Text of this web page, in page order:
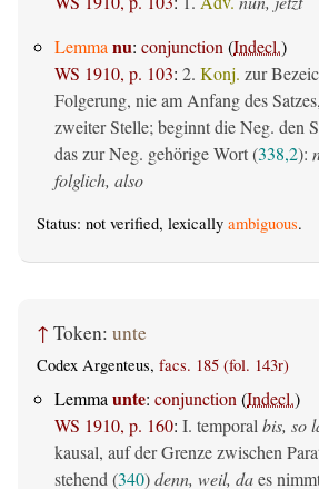
Lemma nu: conjunction (Indecl.)
WS 1910, p. 103: 2. Konj. zur
Folgerung, nie am Anfang des
zweiter Stelle; beginnt die Neg. den
das zur Neg. gehörige Wort (338,2):
folglich, also
Status: not verified, lexically ambiguous.
↑ Token: unte
Codex Argenteus, facs. 185 (fol. 143r)
Lemmaunte: conjunction(Indecl.)
WS 1910, p. 160: I. temporalbis, so
kausal, auf der Grenze zwischen
stehend (340)denn, weil, daes